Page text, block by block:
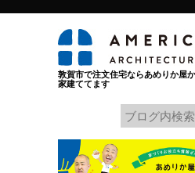
敦賀市で注文住宅ならあめりか屋
家建ててます